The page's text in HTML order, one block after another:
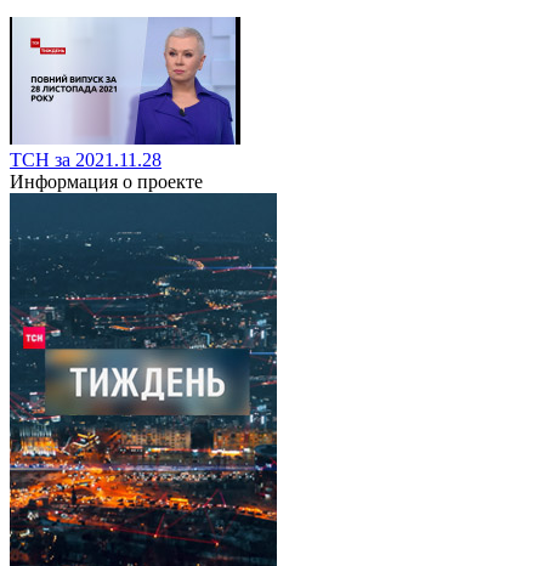
ТСН за 2021.11.28
Информация о проекте